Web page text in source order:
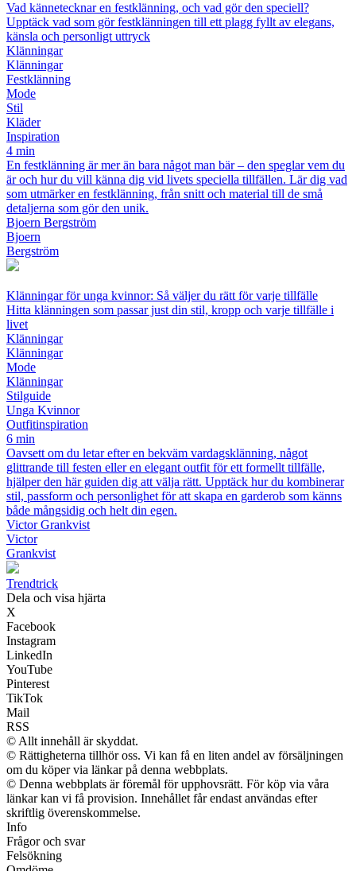
Vad kännetecknar en festklänning, och vad gör den speciell?
Upptäck vad som gör festklänningen till ett plagg fyllt av elegans,
känsla och personligt uttryck
Klänningar
Klänningar
Festklänning
Mode
Stil
Kläder
Inspiration
4 min
En festklänning är mer än bara något man bär – den speglar vem du
är och hur du vill känna dig vid livets speciella tillfällen. Lär dig vad
som utmärker en festklänning, från snitt och material till de små
detaljerna som gör den unik.
Bjoern Bergström
Bjoern
Bergström
Klänningar för unga kvinnor: Så väljer du rätt för varje tillfälle
Hitta klänningen som passar just din stil, kropp och varje tillfälle i
livet
Klänningar
Klänningar
Mode
Klänningar
Stilguide
Unga Kvinnor
Outfitinspiration
6 min
Oavsett om du letar efter en bekväm vardagsklänning, något
glittrande till festen eller en elegant outfit för ett formellt tillfälle,
hjälper den här guiden dig att välja rätt. Upptäck hur du kombinerar
stil, passform och personlighet för att skapa en garderob som känns
både mångsidig och helt din egen.
Victor Grankvist
Victor
Grankvist
Trendtrick
Dela och visa hjärta
X
Facebook
Instagram
LinkedIn
YouTube
Pinterest
TikTok
Mail
RSS
© Allt innehåll är skyddat.
© Rättigheterna tillhör oss. Vi kan få en liten andel av försäljningen
om du köper via länkar på denna webbplats.
© Denna webbplats är föremål för upphovsrätt. För köp via våra
länkar kan vi få provision. Innehållet får endast användas efter
skriftlig överenskommelse.
Info
Frågor och svar
Felsökning